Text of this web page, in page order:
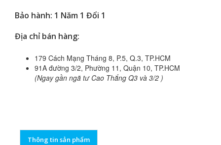
Bảo hành: 1 Năm 1 Đổi 1
Địa chỉ bán hàng:
179 Cách Mạng Tháng 8, P.5, Q.3, TP.HCM
91A đường 3/2, Phường 11, Quận 10, TP.HCM
(Ngay gần ngã tư Cao Thắng Q3 và 3/2 )
Thông tin sản phẩm